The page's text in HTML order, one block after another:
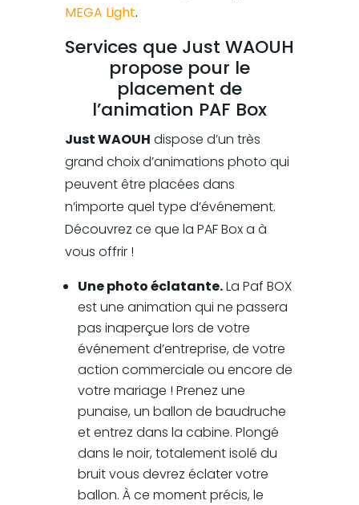
MEGA Light.
Services que Just WAOUH
propose pour le
placement de
l’animation PAF Box
Just WAOUH dispose d’un très
grand choix d’animations photo qui
peuvent être placées dans
n’importe quel type d’événement.
Découvrez ce que la PAF Box a à
vous offrir !
Une photo éclatante.La Paf BOX
est une animation qui ne passera
pas inaperçue lors de votre
événement d’entreprise, de votre
action commerciale ou encore de
votre mariage ! Prenez une
punaise, un ballon de baudruche
et entrez dans la cabine. Plongé
dans le noir, totalement isolé du
bruit vous devrez éclater votre
ballon. À ce moment précis, le